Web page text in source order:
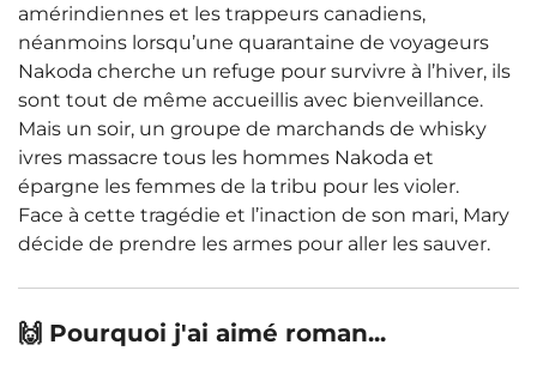
amérindiennes et les trappeurs canadiens,
néanmoins lorsqu’une quarantaine de voyageurs
Nakoda cherche un refuge pour survivre à l’hiver, ils
sont tout de même accueillis avec bienveillance.
Mais un soir, un groupe de marchands de whisky
ivres massacre tous les hommes Nakoda et
épargne les femmes de la tribu pour les violer.
Face à cette tragédie et l’inaction de son mari, Mary
décide de prendre les armes pour aller les sauver.
🙌 Pourquoi j'ai aimé roman...